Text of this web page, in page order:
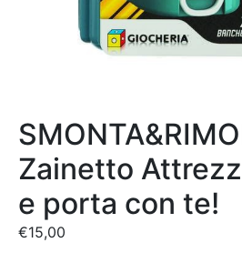
Zainetto
e porta con te!
€15,00